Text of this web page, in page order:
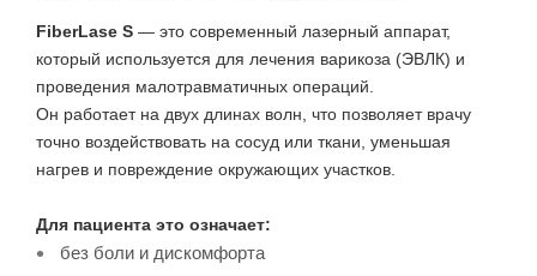
FiberLase S — это современный лазерный аппарат,
который используется для лечения варикоза (ЭВЛК) и
проведения малотравматичных операций.
Он работает на двух длинах волн, что позволяет врачу
точно воздействовать на сосуд или ткани, уменьшая
нагрев и повреждение окружающих участков.
Для пациента это означает:
без боли и дискомфорта